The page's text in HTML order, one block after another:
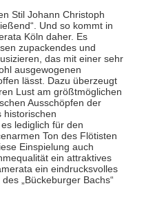
Stil Johann Christoph
Und so kommt in
Köln daher. Es
zupackendes und
das mit einer sehr
ausgewogenen
lässt. Dazu überzeugt
Lust am größtmöglichen
Ausschöpfen der
historischen
lediglich für den
Ton des Flötisten
Einspielung auch
ein attraktives
ein eindrucksvolles
„Bückeburger Bachs“